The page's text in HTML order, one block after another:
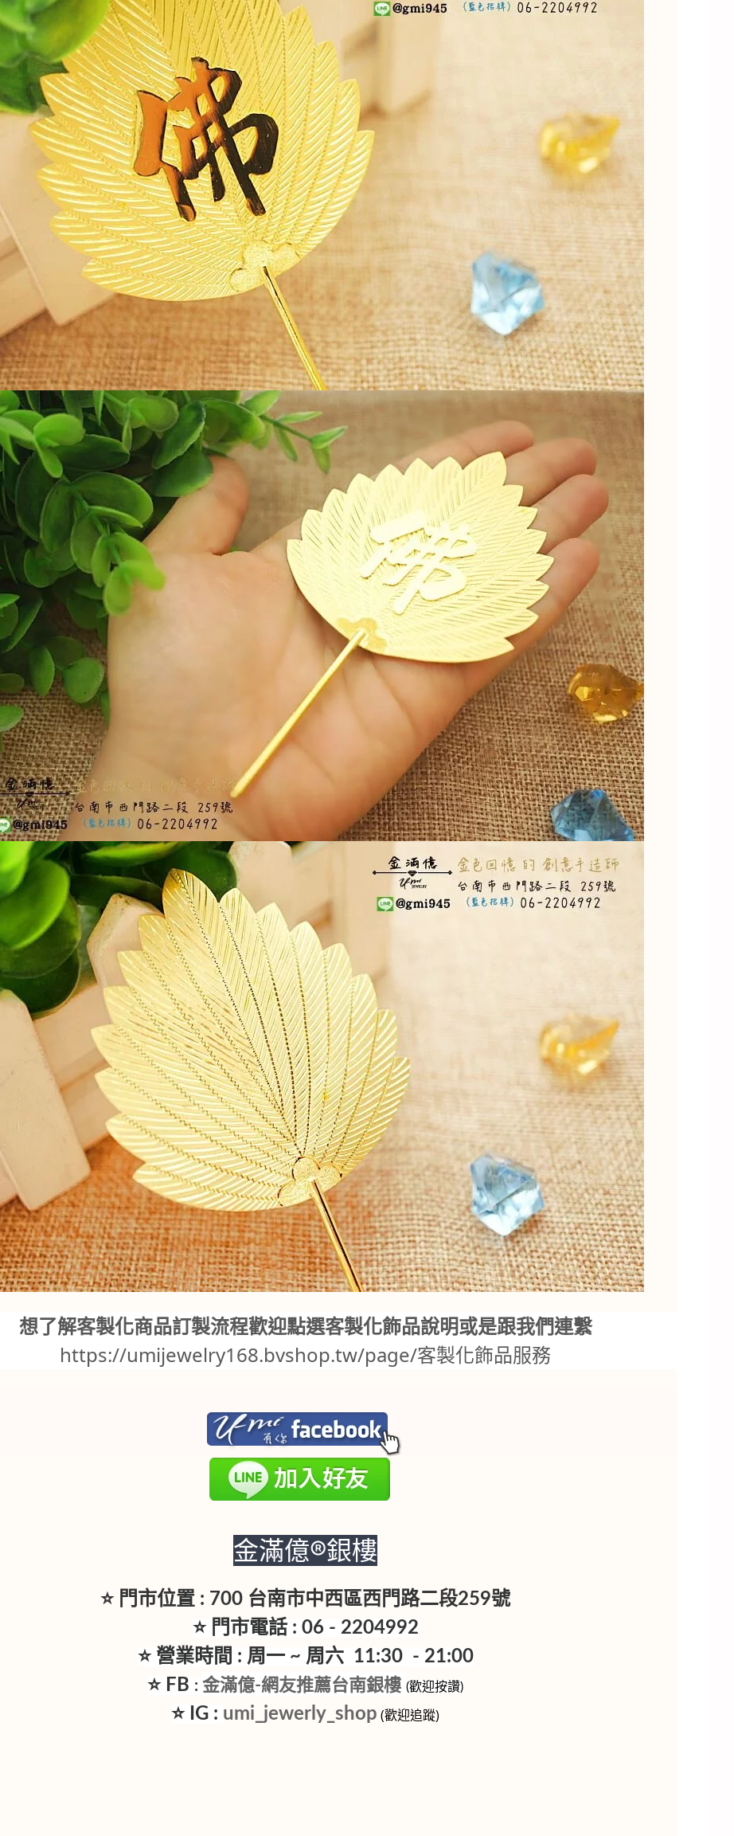
想了解客製化商品訂製流程歡迎點選客製化飾品說明或是跟我們連繫
https://umijewelry168.bvshop.tw/page/客製化飾品服務
金滿億®銀樓
⭐ 門市位置 : 700 台南市中西區西門路二段259號
⭐ 門市電話 : 06 - 2204992
⭐ 營業時間 : 周一 ~ 周六 11:30 - 21:00
⭐ FB :金滿億-網友推薦台南銀樓 (歡迎按讚)
⭐ IG : umi_jewerly_shop (歡迎追蹤)